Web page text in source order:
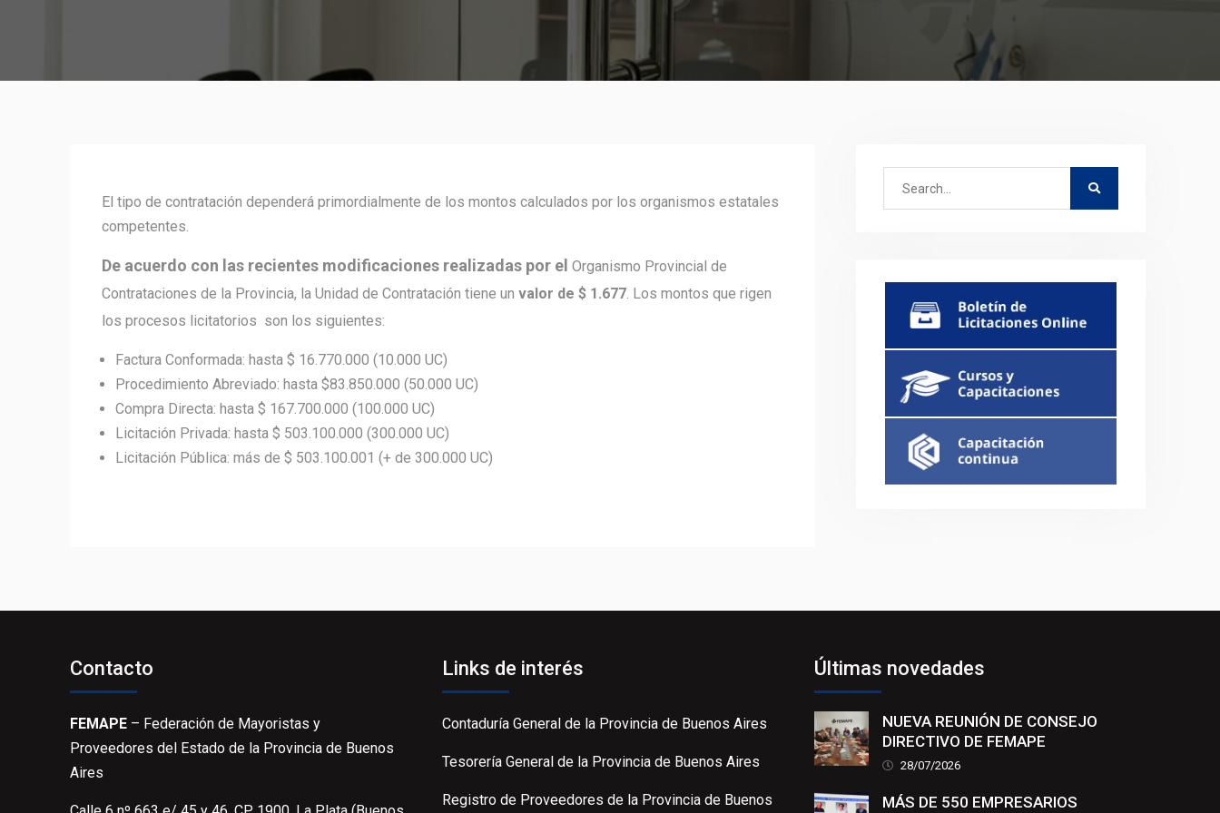
El tipo de contratación dependerá primordialmente de los montos calculados por los organismos estatales
competentes.
De acuerdo con las recientes modificaciones realizadas por el Organismo Provincial de
Contrataciones de la Provincia, la Unidad de Contratación tiene un valor de $ 1.677. Los montos que rigen
los procesos licitatorios son los siguientes:
Factura Conformada: hasta $ 16.770.000 (10.000 UC)
Procedimiento Abreviado: hasta $83.850.000 (50.000 UC)
Compra Directa: hasta $ 167.700.000 (100.000 UC)
Licitación Privada: hasta $ 503.100.000 (300.000 UC)
Licitación Pública: más de $ 503.100.001 (+ de 300.000 UC)
Contacto
FEMAPE – Federación de Mayoristas y
Proveedores del Estado de la Provincia de Buenos
Aires
Links de interés
Contaduría General de la Provincia de Buenos Aires
Tesorería General de la Provincia de Buenos Aires
Registro de Proveedores de la Provincia de Buenos
Últimas novedades
NUEVA REUNIÓN DE CONSEJO
DIRECTIVO DE FEMAPE
28/07/2026
MÁS DE 550 EMPRESARIOS